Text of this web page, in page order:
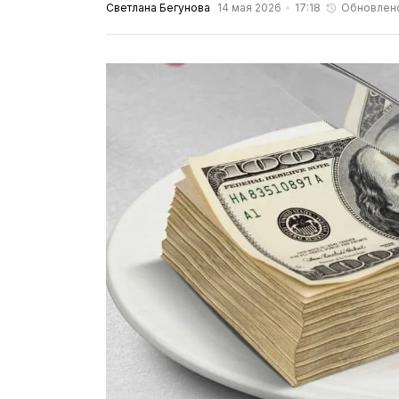
Светлана Бегунова 14 мая 2026 17:18